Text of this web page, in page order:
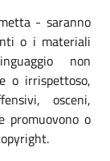
- saranno
o i materiali
non
o irrispettoso,
osceni,
promuovono o